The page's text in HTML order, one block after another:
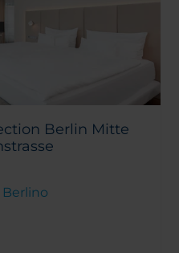
Berlin Mitte
Berlino